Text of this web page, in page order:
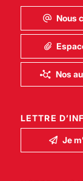
Nous
Nos
LETTRE
Je